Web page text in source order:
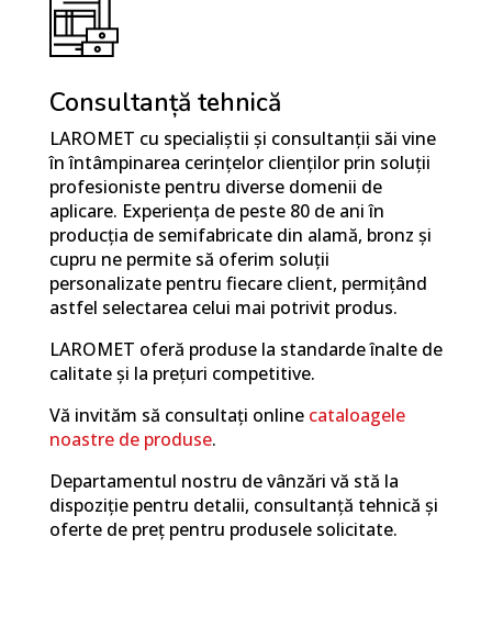
Consultanță tehnică
LAROMET cu specialiștii și consultanții săi vine
în întâmpinarea cerințelor clienților prin soluții
profesioniste pentru diverse domenii de
aplicare. Experiența de peste 80 de ani în
producția de semifabricate din alamă, bronz și
cupru ne permite să oferim soluții
personalizate pentru fiecare client, permițând
astfel selectarea celui mai potrivit produs.
LAROMET oferă produse la standarde înalte de
calitate și la prețuri competitive.
Vă invităm să consultați online cataloagele
noastre de produse.
Departamentul nostru de vânzări vă stă la
dispoziție pentru detalii, consultanță tehnică și
oferte de preț pentru produsele solicitate.